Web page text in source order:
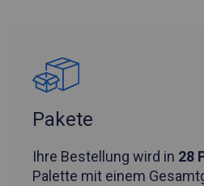
Pakete
Ihre Bestellung wird in 28
Palette mit einem